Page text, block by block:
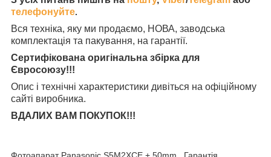
телефонуйте.
Вся техніка, яку ми продаємо, НОВА, заводська
комплектація та пакування, на гарантії.
Сертифікована оригінальна збірка для
Євросоюзу!!!
Опис і технічні характеристики дивіться на офіційному
сайті виробника.
ВДАЛИХ ВАМ ПОКУПОК!!!